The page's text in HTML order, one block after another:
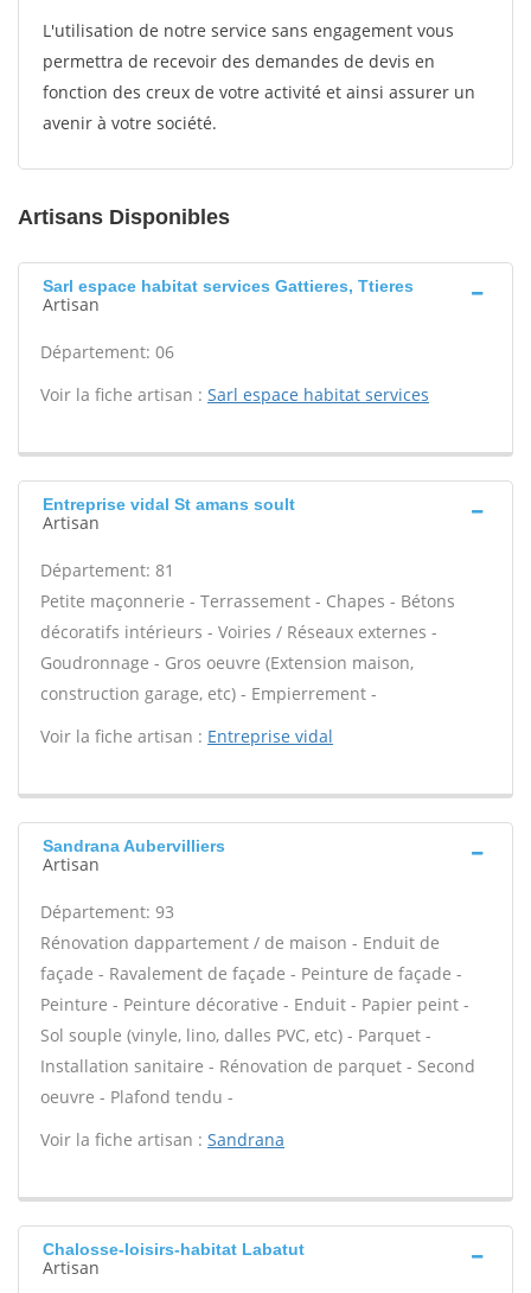
L'utilisation de notre service sans engagement vous
permettra de recevoir des demandes de devis en
fonction des creux de votre activité et ainsi assurer un
avenir à votre société.
Artisans Disponibles
Sarl espace habitat services Gattieres, Ttieres
Artisan
Département: 06
Voir la fiche artisan : Sarl espace habitat services
Entreprise vidal St amans soult
Artisan
Département: 81
Petite maçonnerie - Terrassement - Chapes - Bétons
décoratifs intérieurs - Voiries / Réseaux externes -
Goudronnage - Gros oeuvre (Extension maison,
construction garage, etc) - Empierrement -
Voir la fiche artisan : Entreprise vidal
Sandrana Aubervilliers
Artisan
Département: 93
Rénovation dappartement / de maison - Enduit de
façade - Ravalement de façade - Peinture de façade -
Peinture - Peinture décorative - Enduit - Papier peint -
Sol souple (vinyle, lino, dalles PVC, etc) - Parquet -
Installation sanitaire - Rénovation de parquet - Second
oeuvre - Plafond tendu -
Voir la fiche artisan : Sandrana
Chalosse-loisirs-habitat Labatut
Artisan